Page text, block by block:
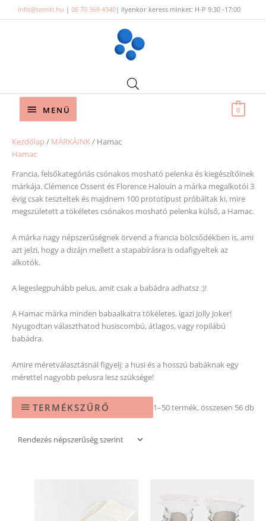
to
info@temiti.hu | 06 70 369 4340| Ilyenkor keress minket: H-P 9:30 -17:00
Below
MENÜ 0
Kezdőlap / MÁRKÁINK/ Hamac
Hamac
Francia, felsőkategóriás csónakos mosható pelenka és kiegészítőinek
márkája. Clémence Ossent és Florence Halouin a márka megalkotói 3
évig csak teszteltek és majdnem 100 prototípust próbáltak ki, mire
megszületett a tökéletes csónakos mosható pelenka külső, a Hamac.
A márka nagy népszerűségnek örvend a francia bölcsődékben is, ami
azt jelzi, hogy a dizájn mellett a stapabírásra is odafigyeltek az
alkotók.
A legeslegpuhább pelus, amit csak a babádra adhatsz :)!
A Hamac márka minden babaalkatra tökéletes, igazi Jolly Joker!
Nyugodtan választhatod husiscombú, átlagos, vagy ropilábú
babádra.
Amire méretválasztásnál figyelj: a husi és a hosszú babáknak egy
mérettel nagyobb pelusra lesz szüksége!
TERMÉKSZŰRŐ 1–50 termék, összesen 56 db
-
a
terméknek